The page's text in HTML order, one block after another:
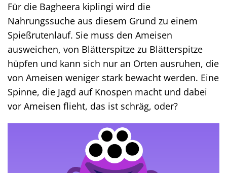
Für die Bagheera kiplingi wird die
Nahrungssuche aus diesem Grund zu einem
Spießrutenlauf. Sie muss den Ameisen
ausweichen, von Blätterspitze zu Blätterspitze
hüpfen und kann sich nur an Orten ausruhen, die
von Ameisen weniger stark bewacht werden. Eine
Spinne, die Jagd auf Knospen macht und dabei
vor Ameisen flieht, das ist schräg, oder?